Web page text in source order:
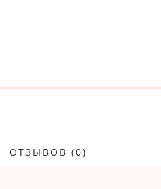
ОТЗЫВОВ (0)